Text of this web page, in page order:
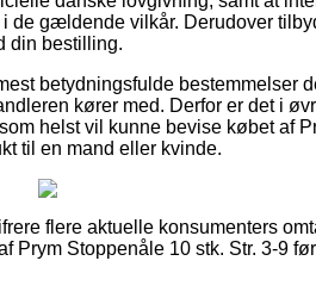
de gældende vilkår. Derudover
din bestilling.
betydningsfulde bestemmelser
kører med. Derfor er det i
helst vil kunne bevise købet af
til en mand eller kvinde.
flere aktuelle konsumenters
Prym Stoppenåle 10 stk. Str. 3-9